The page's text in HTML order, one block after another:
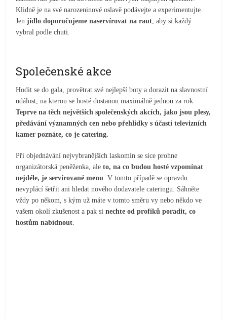
Klidně je na své narozeninové oslavě podávejte a experimentujte.
Jenjídlo doporučujeme naservírovat na raut, aby si každý
vybral podle chuti.
Společenské akce
Hodit se do gala, provětrat své nejlepší boty a dorazit na slavnostní
událost, na kterou se hosté dostanou maximálně jednou za rok.
Teprve na těch největších společenských akcích, jako jsou plesy,
předávání významných cen nebo přehlídky s účastí televizních
kamer poznáte, co je catering.
Při objednávání nejvybranějších laskomin se sice prohne
organizátorská peněženka, aleto, na co budou hosté vzpomínat
nejdéle, je servírované menu. V tomto případě se opravdu
nevyplácí šetřit ani hledat nového dodavatele cateringu. Sáhněte
vždy po někom, s kým už máte v tomto směru vy nebo někdo ve
vašem okolí zkušenost a pak sinechte od profíků poradit, co
hostům nabídnout.